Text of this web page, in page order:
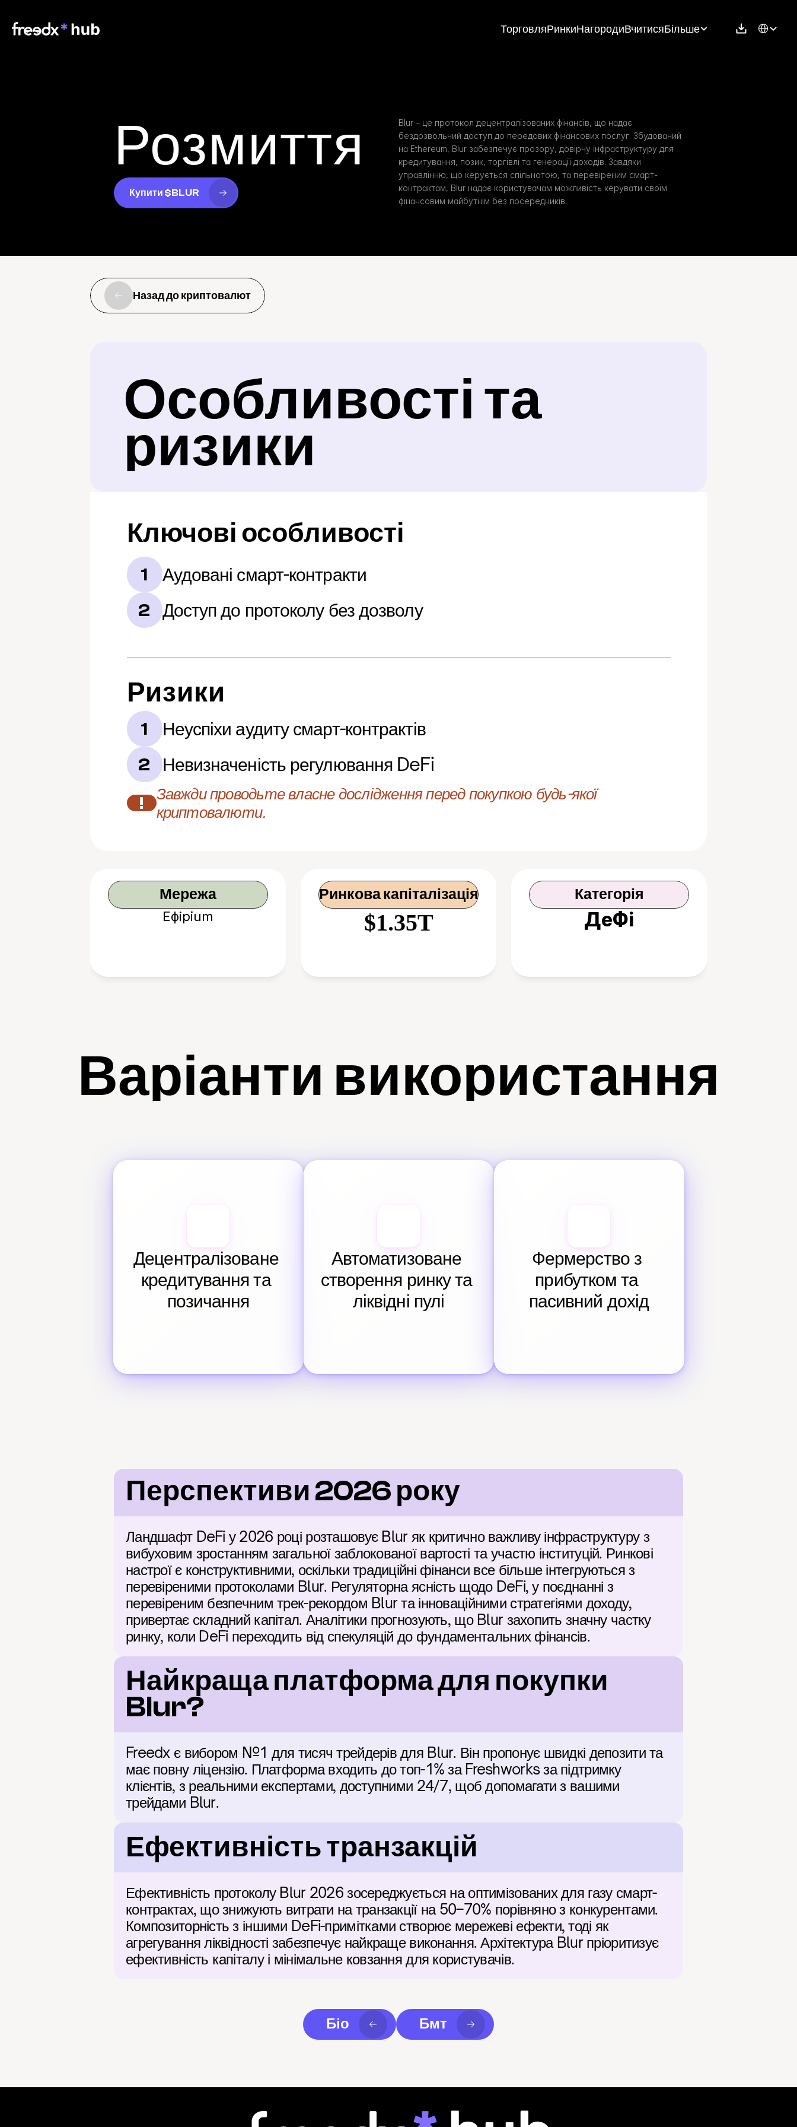
ТорговляРинкиНагородиВчитисяБільше Select
Розмиття
Купити $BLUR
Blur – це протокол децентралізованих фінансів, що надає
бездозвольний доступ до передових фінансових послуг. Збудований
на Ethereum, Blur забезпечує прозору, довірчу інфраструктуру для
кредитування, позик, торгівлі та генерації доходів. Завдяки
управлінню, що керується спільнотою, та перевіреним смарт-
контрактам, Blur надає користувачам можливість керувати своїм
фінансовим майбутнім без посередників.
Назад до криптовалют
Особливості та
ризики
Ключові особливості
1 Аудовані смарт-контракти
2 Доступ до протоколу без дозволу
Ризики
1 Неуспіхи аудиту смарт-контрактів
2 Невизначеність регулювання DeFi
!
Завжди проводьте власне дослідження перед покупкою будь-якої
криптовалюти.
Мережа
Ефірium
Ринкова капіталізація
$1.35T
Категорія
ДеФі
Варіанти використання
Децентралізоване
кредитування та
позичання
Автоматизоване
створення ринку та
ліквідні пулі
Фермерство з
прибутком та
пасивний дохід
Перспективи 2026 року
Ландшафт DeFi у 2026 році розташовує Blur як критично важливу інфраструктуру з
вибуховим зростанням загальної заблокованої вартості та участю інституцій. Ринкові
настрої є конструктивними, оскільки традиційні фінанси все більше інтегруються з
перевіреними протоколами Blur. Регуляторна ясність щодо DeFi, у поєднанні з
перевіреним безпечним трек-рекордом Blur та інноваційними стратегіями доходу,
привертає складний капітал. Аналітики прогнозують, що Blur захопить значну частку
ринку, коли DeFi переходить від спекуляцій до фундаментальних фінансів.
Найкраща платформа для покупки
Blur?
Freedx є вибором №1 для тисяч трейдерів для Blur. Він пропонує швидкі депозити та
має повну ліцензію. Платформа входить до топ-1% за Freshworks за підтримку
клієнтів, з реальними експертами, доступними 24/7, щоб допомагати з вашими
трейдами Blur.
Ефективність транзакцій
Ефективність протоколу Blur 2026 зосереджується на оптимізованих для газу смарт-
контрактах, що знижують витрати на транзакції на 50–70% порівняно з конкурентами.
Композиторність з іншими DeFi-примітками створює мережеві ефекти, тоді як
агрегування ліквідності забезпечує найкраще виконання. Архітектура Blur пріоритизує
ефективність капіталу і мінімальне ковзання для користувачів.
Біо Бмт